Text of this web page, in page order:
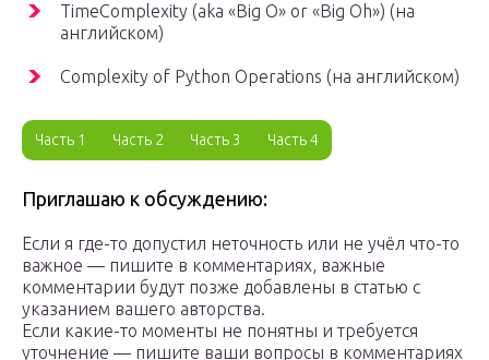
TimeComplexity (aka «Big O» or «Big Oh») (на
английском)
Complexity of Python Operations (на английском)
Часть 1 Часть 2 Часть 3 Часть 4
Приглашаю к обсуждению:
Если я где-то допустил неточность или не учёл что-то
важное — пишите в комментариях, важные
комментарии будут позже добавлены в статью с
указанием вашего авторства.
Если какие-то моменты не понятны и требуется
уточнение — пишите ваши вопросы в комментариях